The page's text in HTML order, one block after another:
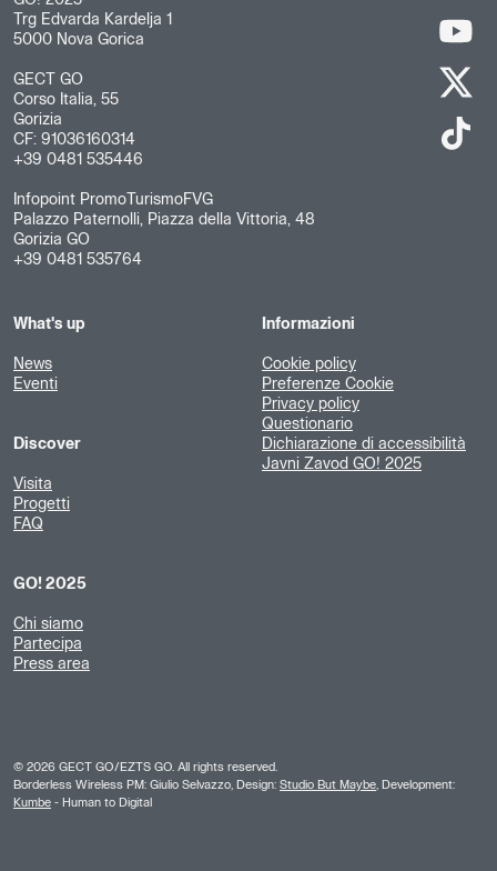
Trg Edvarda Kardelja 1
5000 Nova Gorica
GECT GO
Corso Italia, 55
Gorizia
CF: 91036160314
+39 0481 535446
Infopoint PromoTurismoFVG
Palazzo Paternolli, Piazza della Vittoria, 48
Gorizia GO
+39 0481 535764
What's up
News
Eventi
Discover
Visita
Progetti
FAQ
GO! 2025
Chi siamo
Partecipa
Press area
Informazioni
Cookie policy
Preferenze Cookie
Privacy policy
Questionario
Dichiarazione di accessibilità
Javni Zavod GO! 2025
© 2026 GECT GO/EZTS GO. All rights reserved.
Borderless Wireless PM: Giulio Selvazzo, Design: Studio But Maybe , Development:
Kumbe - Human to Digital